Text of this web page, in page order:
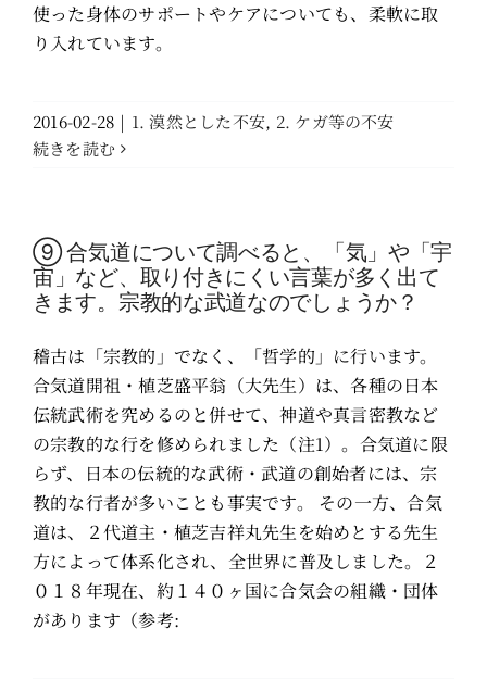
使った身体のサポートやケアについても、柔軟に取
り入れています。
2016-02-28 | 1. 漠然とした不安, 2. ケガ等の不安
続きを読む
⑨ 合気道について調べると、「気」や「宇
宙」など、取り付きにくい言葉が多く出て
きます。宗教的な武道なのでしょうか？
稽古は「宗教的」でなく、「哲学的」に行います。
合気道開祖・植芝盛平翁（大先生）は、各種の日本
伝統武術を究めるのと併せて、神道や真言密教など
の宗教的な行を修められました（注1）。合気道に限
らず、日本の伝統的な武術・武道の創始者には、宗
教的な行者が多いことも事実です。 その一方、合気
道は、２代道主・植芝吉祥丸先生を始めとする先生
方によって体系化され、全世界に普及しました。２
０１８年現在、約１４０ヶ国に合気会の組織・団体
があります（参考: